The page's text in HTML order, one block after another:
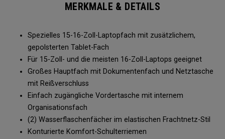
MERKMALE & DETAILS
Spezielles 15-16-Zoll-Laptopfach mit zusätzlichem,
gepolsterten Tablet-Fach
Für 15-Zoll- und die meisten 16-Zoll-Laptops geeignet
Großes Hauptfach mit Dokumentenfach und Netztasche
mit Reißverschluss
Einfach zugängliche Vordertasche mit internem
Organisationsfach
(2) Wasserflaschenfächer im elastischen Frachtnetz-Stil
Konturierte Komfort-Schulterriemen